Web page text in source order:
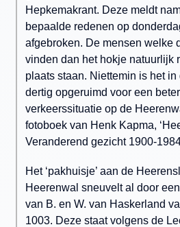
Hepkemakrant. Deze meldt
bepaalde redenen op
afgebroken. De mensen welke
vinden dan het hokje natuurlijk
plaats staan. Niettemin is het
dertig opgeruimd voor een
verkeerssituatie op de
fotoboek van Henk Kapma,
Veranderend gezicht 1900-
Het ‘pakhuisje’ aan de
Heerenwal sneuvelt al door
van B. en W. van Haskerland
1003. Deze staat volgens de